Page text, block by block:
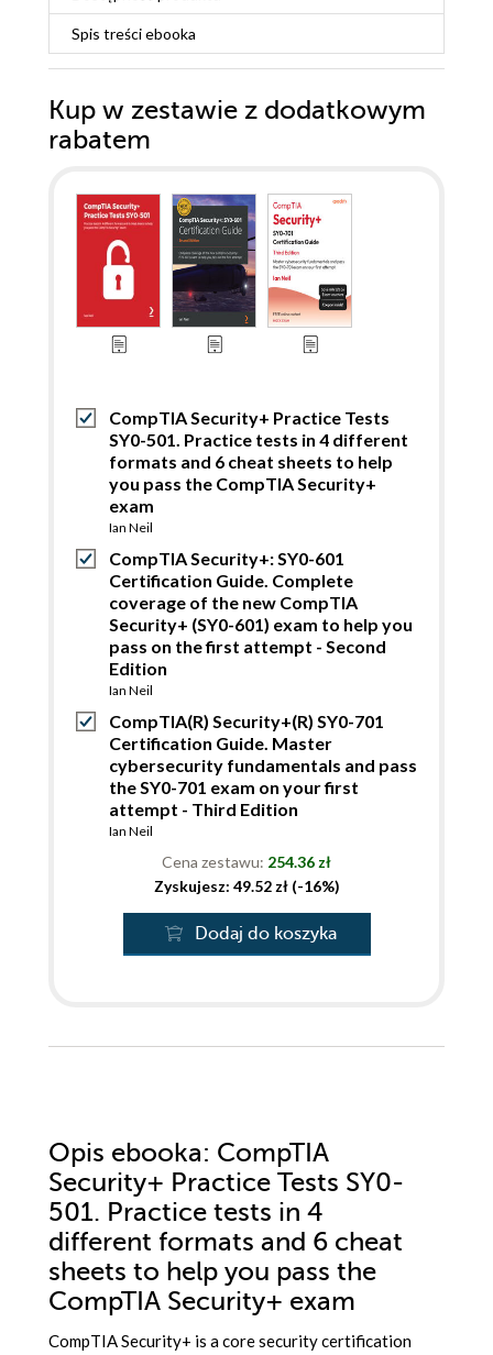
Spis treściebooka
Kup w zestawie z dodatkowym
rabatem
CompTIA Security+ Practice Tests
SY0-501. Practice tests in 4 different
formats and 6 cheat sheets to help
you pass the CompTIA Security+
exam
Ian Neil
CompTIA Security+: SY0-601
Certification Guide. Complete
coverage of the new CompTIA
Security+ (SY0-601) exam to help you
pass on the first attempt - Second
Edition
Ian Neil
CompTIA(R) Security+(R) SY0-701
Certification Guide. Master
cybersecurity fundamentals and pass
the SY0-701 exam on your first
attempt - Third Edition
Ian Neil
Cena zestawu: 254.36 zł
Zyskujesz: 49.52 zł (-16%)
Dodaj do koszyka
Opis ebooka: CompTIA
Security+ Practice Tests SY0-
501. Practice tests in 4
different formats and 6 cheat
sheets to help you pass the
CompTIA Security+ exam
CompTIA Security+ is a core security certification